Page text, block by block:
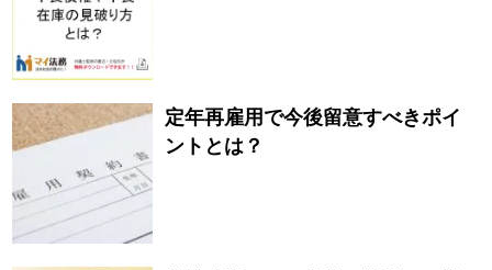
定年再雇用で今後留意すべきポイ
ントとは？